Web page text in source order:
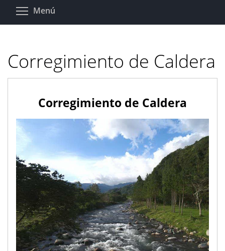
Pasar
Menú
Corregimiento de Caldera
Corregimiento de Caldera